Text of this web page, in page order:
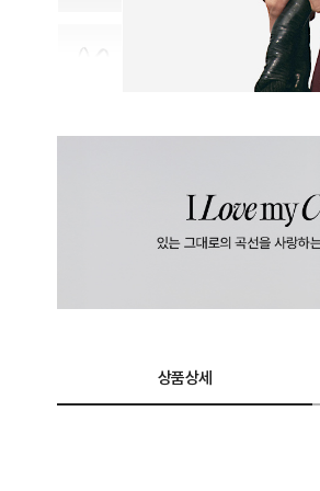
상품상세